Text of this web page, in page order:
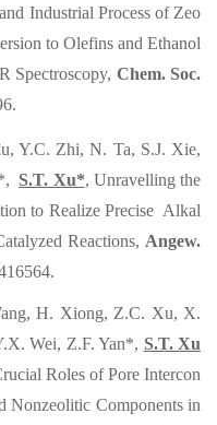
Industrial Process of Zeo
to Olefins and Ethanol
Spectroscopy, Chem. Soc.
Y.C. Zhi, N. Ta, S.J. Xie,
S.T. Xu*, Unravelling the
to Realize Precise Alkal
Reactions, Angew.
H. Xiong, Z.C. Xu, X.
Wei, Z.F. Yan*, S.T. Xu
Roles of Pore Intercon
Nonzeolitic Components in